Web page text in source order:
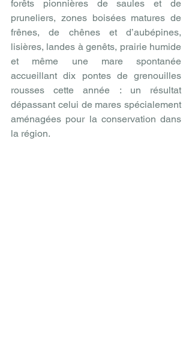
forêts pionnières de saules et de
pruneliers, zones boisées matures de
frênes, de chênes et d’aubépines,
lisières, landes à genêts, prairie humide
et même une mare spontanée
accueillant dix pontes de grenouilles
rousses cette année : un résultat
dépassant celui de mares spécialement
aménagées pour la conservation dans
la région.